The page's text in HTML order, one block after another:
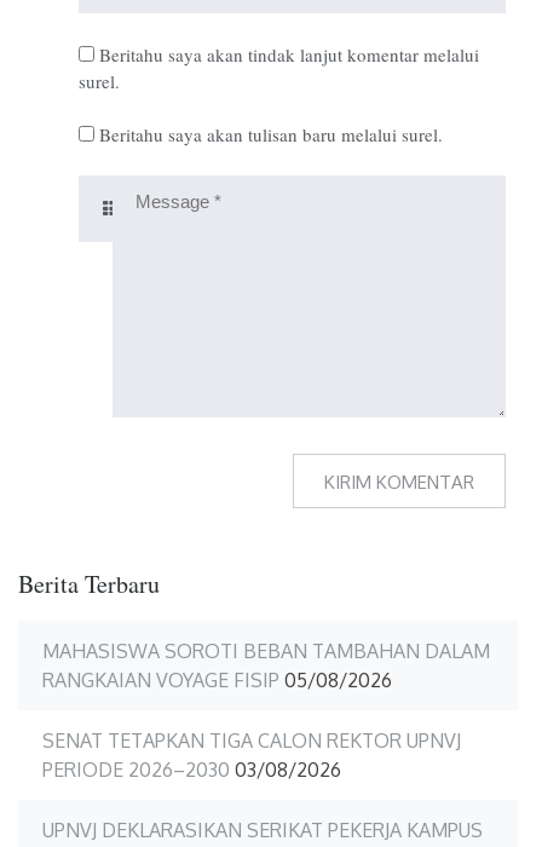
Beritahu saya akan tindak lanjut komentar melalui
surel.
Beritahu saya akan tulisan baru melalui surel.
Berita Terbaru
MAHASISWA SOROTI BEBAN TAMBAHAN DALAM
RANGKAIAN VOYAGE FISIP 05/08/2026
SENAT TETAPKAN TIGA CALON REKTOR UPNVJ
PERIODE 2026–2030 03/08/2026
UPNVJ DEKLARASIKAN SERIKAT PEKERJA KAMPUS